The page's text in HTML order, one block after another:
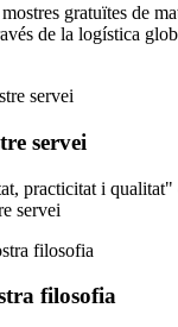
gratuïtes de
de la logística
servei
practicitat i qualitat"
servei
filosofia